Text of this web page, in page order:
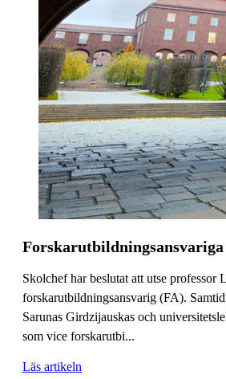
Skolchef har beslutat att utse professor
forskarutbildningsansvarig (FA).
Sarunas Girdzijauskas och
som vice forskarutbi...
Läs artikeln